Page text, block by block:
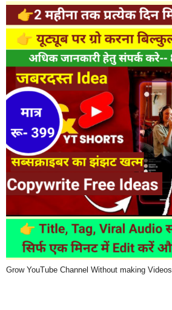
Grow YouTube Channel Without making Videos